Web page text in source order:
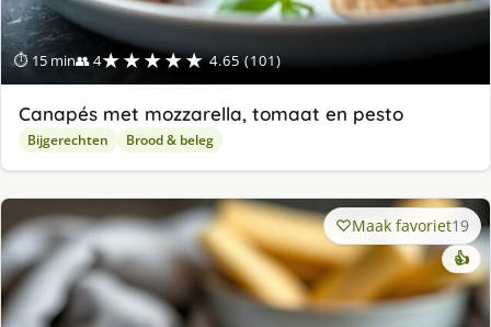
⏱ 15 min👥 4★★★★★ 4.65 (101)
Canapés met mozzarella, tomaat en pesto
Bijgerechten Brood & beleg
Maak favoriet19
👍